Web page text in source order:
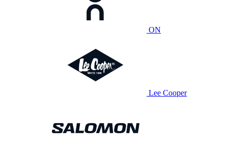
ON
Lee Cooper